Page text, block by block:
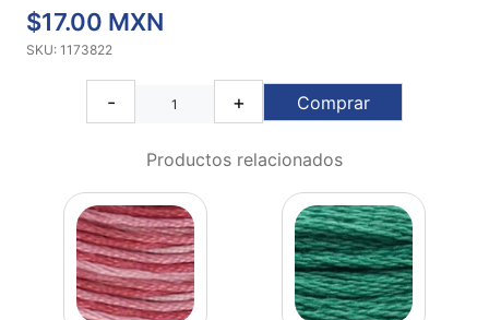
Diseños
$17.00 MXN
SKU: 1173822
- + Comprar
Productos relacionados